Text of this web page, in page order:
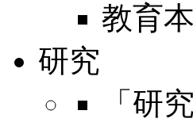
教育
研究
「研